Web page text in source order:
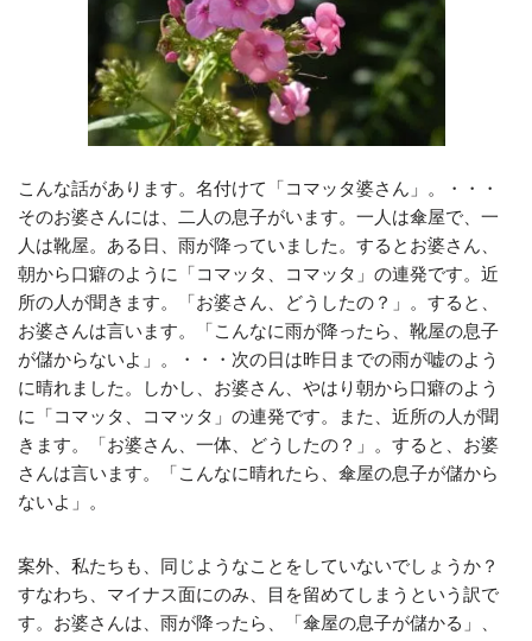
こんな話があります。名付けて「コマッタ婆さん」。・・・
そのお婆さんには、二人の息子がいます。一人は傘屋で、一
人は靴屋。ある日、雨が降っていました。するとお婆さん、
朝から口癖のように「コマッタ、コマッタ」の連発です。近
所の人が聞きます。「お婆さん、どうしたの？」。すると、
お婆さんは言います。「こんなに雨が降ったら、靴屋の息子
が儲からないよ」。・・・次の日は昨日までの雨が嘘のよう
に晴れました。しかし、お婆さん、やはり朝から口癖のよう
に「コマッタ、コマッタ」の連発です。また、近所の人が聞
きます。「お婆さん、一体、どうしたの？」。すると、お婆
さんは言います。「こんなに晴れたら、傘屋の息子が儲から
ないよ」。
案外、私たちも、同じようなことをしていないでしょうか？
すなわち、マイナス面にのみ、目を留めてしまうという訳で
す。お婆さんは、雨が降ったら、「傘屋の息子が儲かる」、